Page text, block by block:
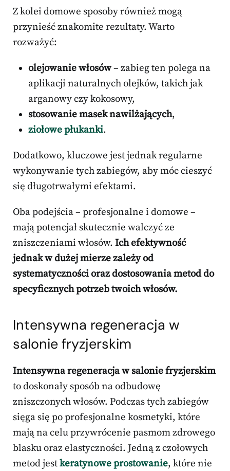
Z kolei domowe sposoby również mogą
przynieść znakomite rezultaty. Warto
rozważyć:
olejowanie włosów– zabieg ten polega na
aplikacji naturalnych olejków, takich jak
arganowy czy kokosowy,
stosowanie masek nawilżających,
ziołowe płukanki.
Dodatkowo, kluczowe jest jednak regularne
wykonywanie tych zabiegów, aby móc cieszyć
się długotrwałymi efektami.
Oba podejścia – profesjonalne i domowe –
mają potencjał skutecznie walczyć ze
zniszczeniami włosów. Ich efektywność
jednak w dużej mierze zależy od
systematyczności oraz dostosowania metod do
specyficznych potrzeb twoich włosów.
Intensywna regeneracja w
salonie fryzjerskim
Intensywna regeneracja w salonie fryzjerskim
to doskonały sposób na odbudowę
zniszczonych włosów. Podczas tych zabiegów
sięga się po profesjonalne kosmetyki, które
mają na celu przywrócenie pasmom zdrowego
blasku oraz elastyczności. Jedną z czołowych
metod jestkeratynowe prostowanie, które nie